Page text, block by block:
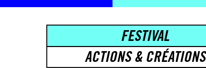
FESTIVAL
ACTIONS & CRÉATIONS